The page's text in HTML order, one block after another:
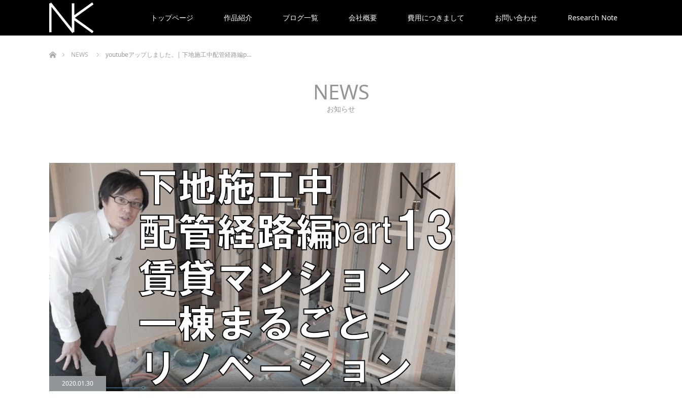
トップページ 作品紹介 ブログ一覧 会社概要 費用につきまして お問い合わせ Research Note
NEWS
youtubeアップしました。| 下地施工中配管経路編p…
NEWS
お知らせ
2020.01.30